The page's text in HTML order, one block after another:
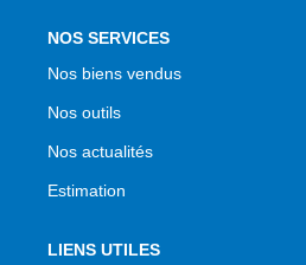
NOS SERVICES
Nos biens vendus
Nos outils
Nos actualités
Estimation
LIENS UTILES